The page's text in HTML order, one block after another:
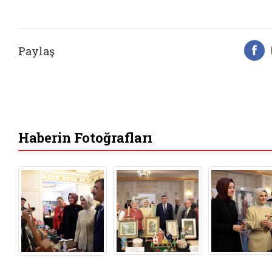
Paylaş
Haberin Fotoğrafları